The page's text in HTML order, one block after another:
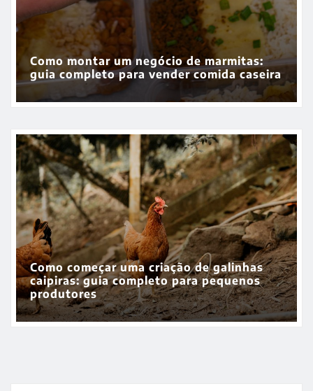
Como montar um negócio de marmitas:
guia completo para vender comida caseira